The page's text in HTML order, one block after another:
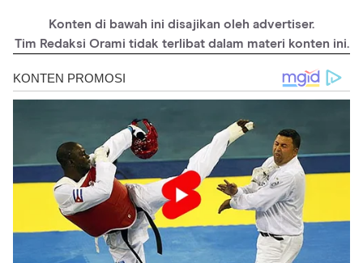
Konten di bawah ini disajikan oleh advertiser.
Tim Redaksi Orami tidak terlibat dalam materi konten ini.